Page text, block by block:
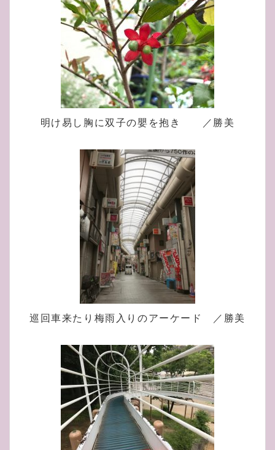
明け易し胸に双子の嬰を抱き ／勝美
巡回車来たり梅雨入りのアーケード ／勝美